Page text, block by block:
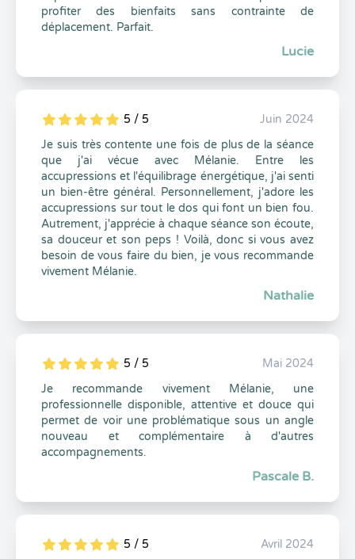
profiter des bienfaits sans contrainte de
déplacement. Parfait.
Lucie
5
1
5
0 5 / 5
Juin 2024
Je suis très contente une fois de plus de la séance
que j'ai vécue avec Mélanie. Entre les
accupressions et l'équilibrage énergétique, j'ai senti
un bien-être général. Personnellement, j'adore les
accupressions sur tout le dos qui font un bien fou.
Autrement, j'apprécie à chaque séance son écoute,
sa douceur et son peps ! Voilà, donc si vous avez
besoin de vous faire du bien, je vous recommande
vivement Mélanie.
Nathalie
5
1
5
0 5 / 5
Mai 2024
Je recommande vivement Mélanie, une
professionnelle disponible, attentive et douce qui
permet de voir une problématique sous un angle
nouveau et complémentaire à d'autres
accompagnements.
Pascale B.
5
1
5
0 5 / 5
Avril 2024